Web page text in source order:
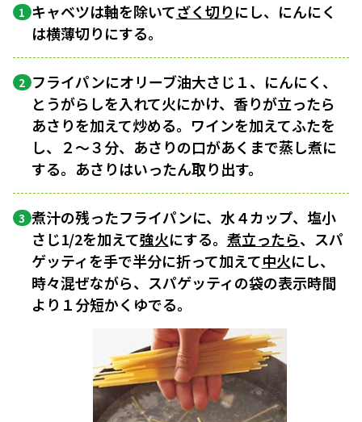
1 キャベツは軸を除いてざく切りにし、にんにく
は横薄切りにする。
2 フライパンにオリーブ油大さじ１、にんにく、
とうがらしを入れて火にかけ、香りが立ったら
あさりを加えて炒める。ワインを加えてふたを
し、２〜３分、あさりの口があくまで蒸し煮に
する。あさりはいったん取り出す。
3 煮汁の残ったフライパンに、水４カップ、塩小
さじ1/2を加えて強火にする。 煮立ったら、スパ
ゲッティを手で半分に折って加えて中火にし、
時々混ぜながら、スパゲッティの袋の表示時間
より１分短かくゆでる。